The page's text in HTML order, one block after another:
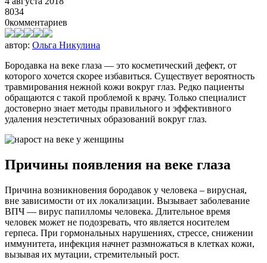
8034
0комментариев
автор: Ольга Никулина
Бородавка на веке глаза — это косметический дефект, от
которого хочется скорее избавиться. Существует вероятность
травмирования нежной кожи вокруг глаз. Редко пациенты
обращаются с такой проблемой к врачу. Только специалист
достоверно знает методы правильного и эффективного
удаления неэстетичных образований вокруг глаз.
Причины появления на веке глаза
Причина возникновения бородавок у человека – вирусная,
вне зависимости от их локализации. Вызывает заболевание
ВПЧ — вирус папилломы человека. Длительное время
человек может не подозревать, что является носителем
герпеса. При гормональных нарушениях, стрессе, снижении
иммунитета, инфекция начнет размножаться в клетках кожи,
вызывая их мутации, стремительный рост.